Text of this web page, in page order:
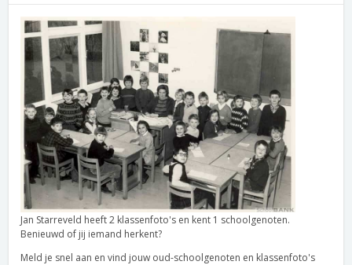
Jan Starreveld heeft 2 klassenfoto's en kent 1 schoolgenoten.
Benieuwd of jij iemand herkent?
Meld je snel aan en vind jouw oud-schoolgenoten en klassenfoto's